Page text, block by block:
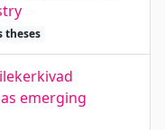
theses
emerging